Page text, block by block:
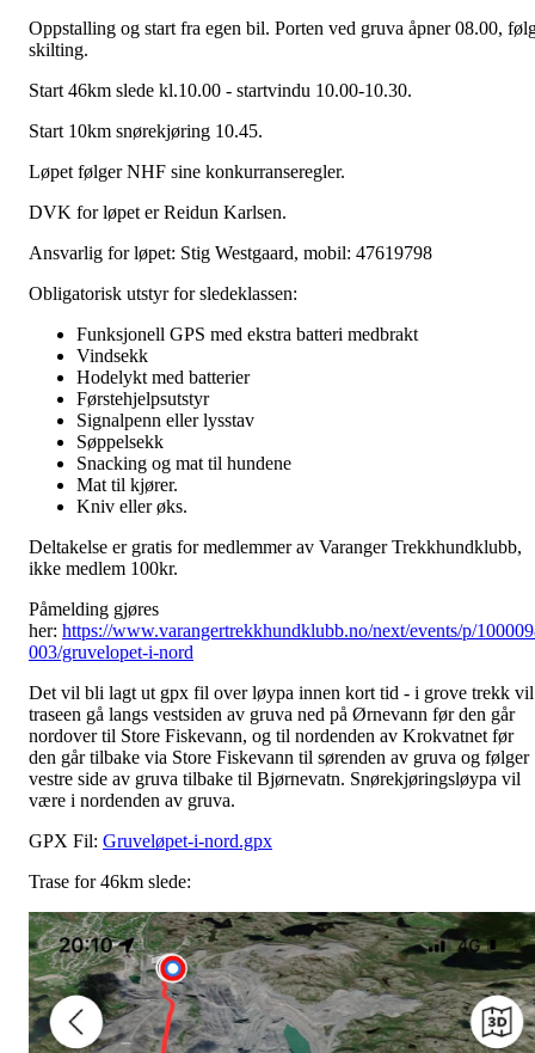
Oppstalling og start fra egen bil. Porten ved gruva åpner 08.00,
skilting.
Start 46km slede kl.10.00 - startvindu 10.00-10.30.
Start 10km snørekjøring 10.45.
Løpet følger NHF sine konkurranseregler.
DVK for løpet er Reidun Karlsen.
Ansvarlig for løpet: Stig Westgaard, mobil: 47619798
Obligatorisk utstyr for sledeklassen:
Funksjonell GPS med ekstra batteri medbrakt
Vindsekk
Hodelykt med batterier
Førstehjelpsutstyr
Signalpenn eller lysstav
Søppelsekk
Snacking og mat til hundene
Mat til kjører.
Kniv eller øks.
Deltakelse er gratis for medlemmer av Varanger Trekkhundklubb,
ikke medlem 100kr.
Påmelding gjøres
her: https://www.varangertrekkhundklubb.no/next/events/p/
003/gruvelopet-i-nord
Det vil bli lagt ut gpx fil over løypa innen kort tid - i grove trekk vil
traseen gå langs vestsiden av gruva ned på Ørnevann før den går
nordover til Store Fiskevann, og til nordenden av Krokvatnet før
den går tilbake via Store Fiskevann til sørenden av gruva og følger
vestre side av gruva tilbake til Bjørnevatn. Snørekjøringsløypa vil
være i nordenden av gruva.
GPX Fil: Gruveløpet-i-nord.gpx
Trase for 46km slede: